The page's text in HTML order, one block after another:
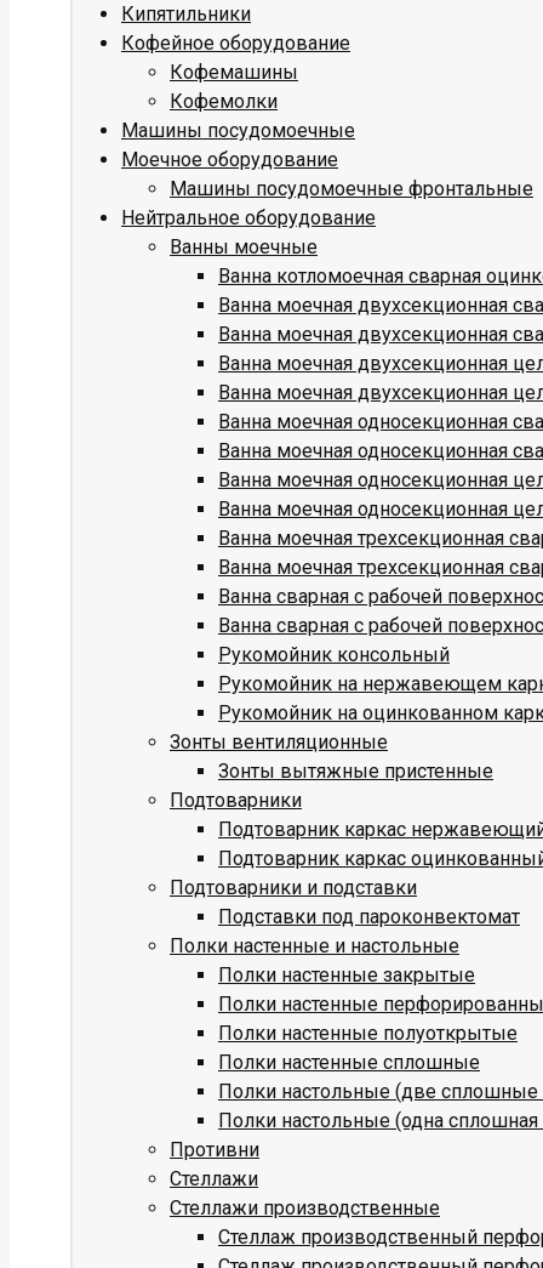
Кипятильники
Кофейное оборудование
Кофемашины
Кофемолки
Машины посудомоечные
Моечное оборудование
Машины посудомоечные фронтальные
Нейтральное оборудование
Ванны моечные
Ванна котломоечная сварная
Ванна моечная двухсекционная
Ванна моечная двухсекционная
Ванна моечная двухсекционная
Ванна моечная двухсекционная
Ванна моечная односекционная
Ванна моечная односекционная
Ванна моечная односекционная
Ванна моечная односекционная
Ванна моечная трехсекционная
Ванна моечная трехсекционная
Ванна сварная с рабочей
Ванна сварная с рабочей
Рукомойник консольный
Рукомойник на нержавеющем
Рукомойник на оцинкованном
Зонты вентиляционные
Зонты вытяжные пристенные
Подтоварники
Подтоварник каркас
Подтоварник каркас
Подтоварники и подставки
Подставки под пароконвектомат
Полки настенные и настольные
Полки настенные закрытые
Полки настенные
Полки настенные полуоткрытые
Полки настенные сплошные
Полки настольные (две сплошные
Полки настольные (одна сплошная
Противни
Стеллажи
Стеллажи производственные
Стеллаж производственный